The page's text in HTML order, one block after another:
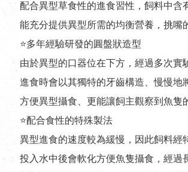
配合異型草食性的進食習性，飼料中含
能充分提供異型所需的均衡營養，挑嘴
⭐多年經驗研發的圓盤狀造型
由於異型的口器位在下方，經過多次實
進食時會以其獨特的牙齒構造、慢慢地
方便異型攝食、更能讓飼主觀察到魚隻
⭐配合食性的特殊製法
異型進食的速度較為緩慢，因此飼料經
投入水中後會軟化方便魚隻攝食，經過